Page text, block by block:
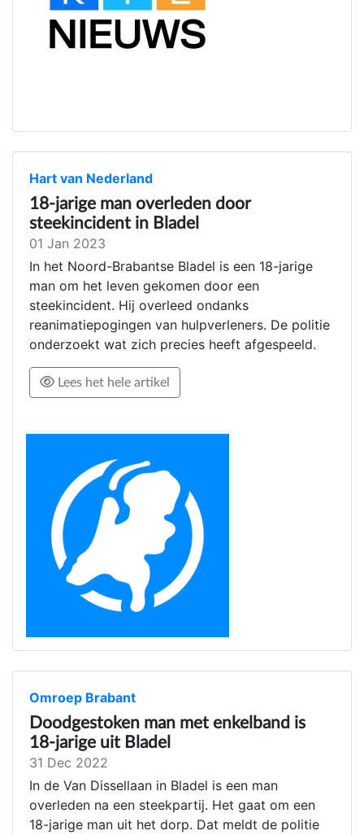
Hart van Nederland
18-jarige man overleden door
steekincident in Bladel
01 Jan 2023
In het Noord-Brabantse Bladel is een 18-jarige
man om het leven gekomen door een
steekincident. Hij overleed ondanks
reanimatiepogingen van hulpverleners. De politie
onderzoekt wat zich precies heeft afgespeeld.
Lees het hele artikel
Omroep Brabant
Doodgestoken man met enkelband is
18-jarige uit Bladel
31 Dec 2022
In de Van Dissellaan in Bladel is een man
overleden na een steekpartij. Het gaat om een
18-jarige man uit het dorp. Dat meldt de politie